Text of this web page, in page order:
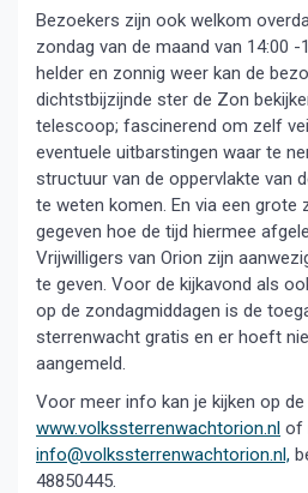
Bezoekers zijn ook welkom
zondag van de maand van 14:00 -
helder en zonnig weer kan de
dichtstbijzijnde ster de Zon
telescoop; fascinerend om zelf
eventuele uitbarstingen waar te
structuur van de oppervlakte van
te weten komen. En via een grote
gegeven hoe de tijd hiermee
Vrijwilligers van Orion zijn
te geven. Voor de kijkavond als
op de zondagmiddagen is de
sterrenwacht gratis en er hoeft
aangemeld.
Voor meer info kan je kijken op
www.volkssterrenwachtorion.nl of
info@volkssterrenwachtorion.nl,
48850445.